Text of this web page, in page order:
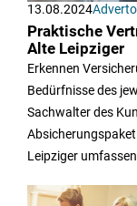
13.08.2024
Praktische
Alte Leipziger
Erkennen
Bedürfnisse des
Sachwalter des
Leipziger